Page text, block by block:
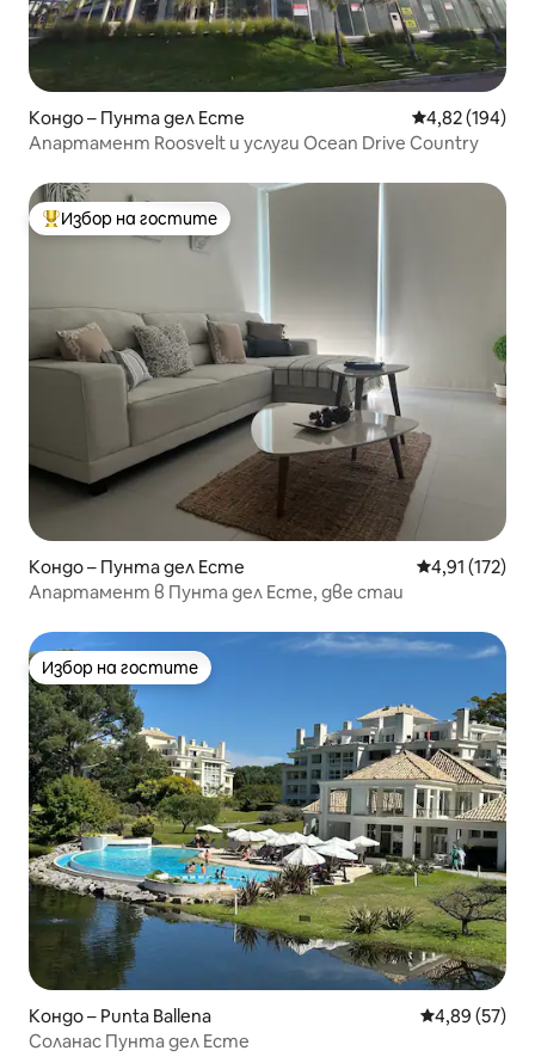
Кондо – Пунта дел Есте Средна
4,82 (194)
Апартамент Roosvelt и услуги Ocean Drive Country
Най-популярен избор на гостите
Избор на гостите
Кондо – Пунта дел Есте Средна
4,91 (172)
Апартамент в Пунта дел Есте, две стаи
Избор на гостите
Избор на гостите
Кондо – Punta Ballena Средна
4,89 (57)
Соланас Пунта дел Есте